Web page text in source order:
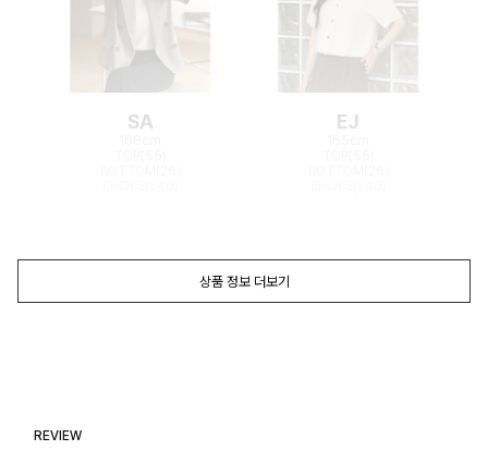
SA EJ
상품 정보 더보기
REVIEW